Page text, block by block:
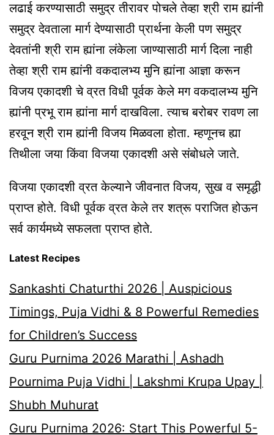
लढाई करण्यासाठी समुद्र तीरावर पोचले तेव्हा श्री राम ह्यांनी
समुद्र देवताला मार्ग देण्यासाठी प्रार्थना केली पण समुद्र
देवतांनी श्री राम ह्यांना लंकेला जाण्यासाठी मार्ग दिला नाही
तेव्हा श्री राम ह्यांनी वकदालभ्य मुनि ह्यांना आज्ञा करून
विजय एकादशी चे व्रत विधी पूर्वक केले मग वकदालभ्य मुनि
ह्यांनी प्रभू राम ह्यांना मार्ग दाखविला. त्याच बरोबर रावण ला
हरवून श्री राम ह्यांनी विजय मिळवला होता. म्हणूनच ह्या
तिथीला जया किंवा विजया एकादशी असे संबोधले जाते.
विजया एकादशी व्रत केल्याने जीवनात विजय, सुख व समृद्धी
प्राप्त होते. विधी पूर्वक व्रत केले तर शत्रू पराजित होऊन
सर्व कार्यमध्ये सफलता प्राप्त होते.
Latest Recipes
Sankashti Chaturthi 2026 | Auspicious
Timings, Puja Vidhi & 8 Powerful Remedies
for Children’s Success
Guru Purnima 2026 Marathi | Ashadh
Pournima Puja Vidhi | Lakshmi Krupa Upay |
Shubh Muhurat
Guru Purnima 2026: Start This Powerful 5-